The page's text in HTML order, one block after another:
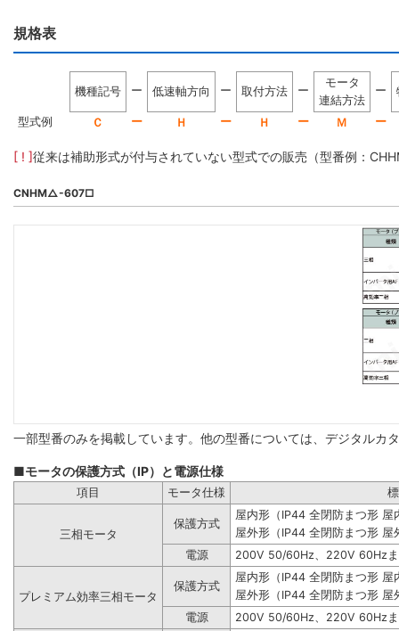
規格表
機種記号 ー 低速軸方向 ー 取付方法 ー
モータ
連結方法
ー
型式例 Ｃ ー Ｈ ー Ｈ ー Ｍ ー
[ ! ]従来は補助形式が付与されていない型式での販売（型番例：
CNHM△-607□
一部型番のみを掲載しています。他の型番については、デジタルカ
■モータの保護方式（IP）と電源仕様
項目 モータ仕様
三相モータ
保護方式
屋内形（IP44 全閉防まつ形 屋
屋外形（IP44 全閉防まつ形 屋
電源
200V 50/60Hz、220V 60Hz
プレミアム効率三相モータ
保護方式
屋内形（IP44 全閉防まつ形 屋
屋外形（IP44 全閉防まつ形 屋
電源
200V 50/60Hz、220V 60Hz